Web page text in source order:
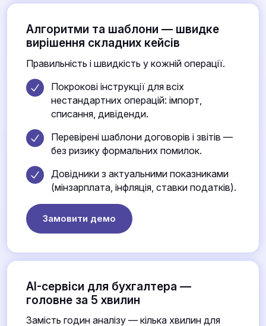
Алгоритми та шаблони — швидке
вирішення складних кейсів
Правильність і швидкість у кожній операції.
Покрокові інструкції для всіх
нестандартних операцій: імпорт,
списання, дивіденди.
Перевірені шаблони договорів і звітів —
без ризику формальних помилок.
Довідники з актуальними показниками
(мінзарплата, інфляція, ставки податків).
Замовити демо
AI-сервіси для бухгалтера —
головне за 5 хвилин
Замість годин аналізу — кілька хвилин для